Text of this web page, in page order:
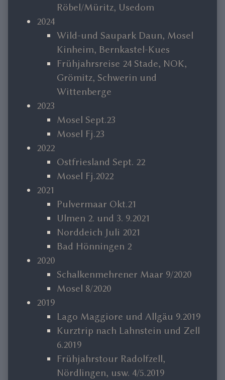
Röbel/Müritz, Usedom
2024
Wild-und Saupark Daun, Mosel
Kinheim, Bernkastel-Kues
Frühjahrsreise 24 Stade, NOK,
Grömitz, Schwerin und
Wittenberge
2023
Mosel Sept.23
Mosel Fj.23
2022
Ostfriesland Sept. 22
Mosel Fj.2022
2021
Pulvermaar Okt.21
Ulmen 2. und 3. 9.2021
Norddeich Juli 2021
Bad Hönningen 2
2020
Schalkenmehrener Maar 9/2020
Mosel 8/2020
2019
Lago Maggiore und Allgäu 9.2019
Kurztrip nach Lahnstein und Zell
6.2019
Frühjahrstour Radolfzell,
Nördlingen, usw. 4/5.2019